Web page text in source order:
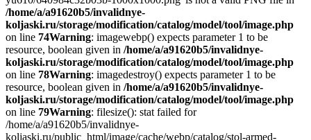
/home/a/a91620b5/invalidnye-
koljaski.ru/storage/modification/catalog/model/tool/image.php
on line 74Warning: imagewebp() expects parameter 1 to be
resource, boolean given in /home/a/a91620b5/invalidnye-
koljaski.ru/storage/modification/catalog/model/tool/image.php
on line 78Warning: imagedestroy() expects parameter 1 to be
resource, boolean given in /home/a/a91620b5/invalidnye-
koljaski.ru/storage/modification/catalog/model/tool/image.php
on line 79Warning: filesize(): stat failed for
/home/a/a91620b5/invalidnye-
koljaski.ru/public_html/image/cache/webp/catalog/stol-armed-